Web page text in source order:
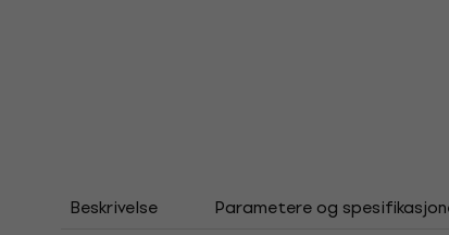
Beskrivelse Parametere og